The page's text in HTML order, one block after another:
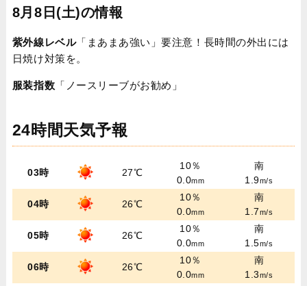
8月8日(土)の情報
紫外線レベル「まあまあ強い」要注意！長時間の外出には
日焼け対策を。
服装指数 「ノースリーブがお勧め」
24時間天気予報
03時 27℃
10％
0.0mm
南
1.9m/s
04時 26℃
10％
0.0mm
南
1.7m/s
05時 26℃
10％
0.0mm
南
1.5m/s
06時 26℃
10％
0.0mm
南
1.3m/s